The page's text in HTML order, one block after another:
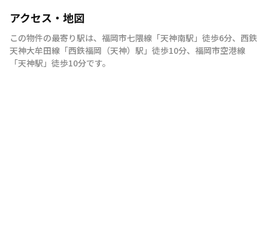
アクセス・地図
この物件の最寄り駅は、 福岡市七隈線 「天神南駅 」 徒歩6分、 西鉄
天神大牟田線 「西鉄福岡（天神）駅 」 徒歩10分、 福岡市空港線
「天神駅 」 徒歩10分です。